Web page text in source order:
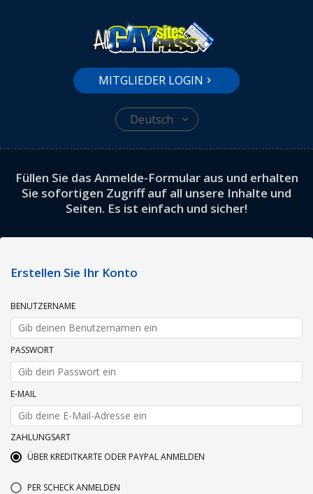
Deutsch
MITGLIEDER LOGIN
Füllen Sie das Anmelde-Formular aus und erhalten
Sie sofortigen Zugriff auf all unsere Inhalte und
Seiten. Es ist einfach und sicher!
Erstellen Sie Ihr Konto
BENUTZERNAME
PASSWORT
E-MAIL
ZAHLUNGSART
ÜBER KREDITKARTE ODER PAYPAL ANMELDEN
PER SCHECK ANMELDEN